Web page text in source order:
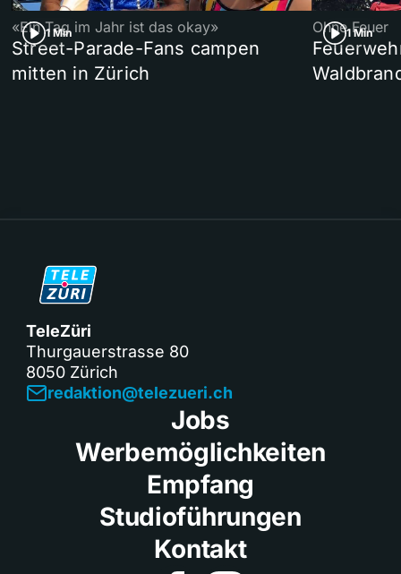
1 Min
«Ein Tag im Jahr ist das okay»
Street-Parade-Fans campen
mitten in Zürich
1 Min
Ohne Feuer
TeleZüri
Thurgauerstrasse 80
8050 Zürich
redaktion@telezueri.ch
Jobs
Werbemöglichkeiten
Empfang
Studioführungen
Kontakt